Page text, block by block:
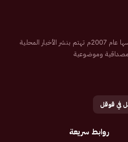
صحيفة إلكترونية سعودية تم تأسيسها عام 2007م تهتم بنشر الأخبار المحلية
وموضوعية
في قوقل
روابط سريعة